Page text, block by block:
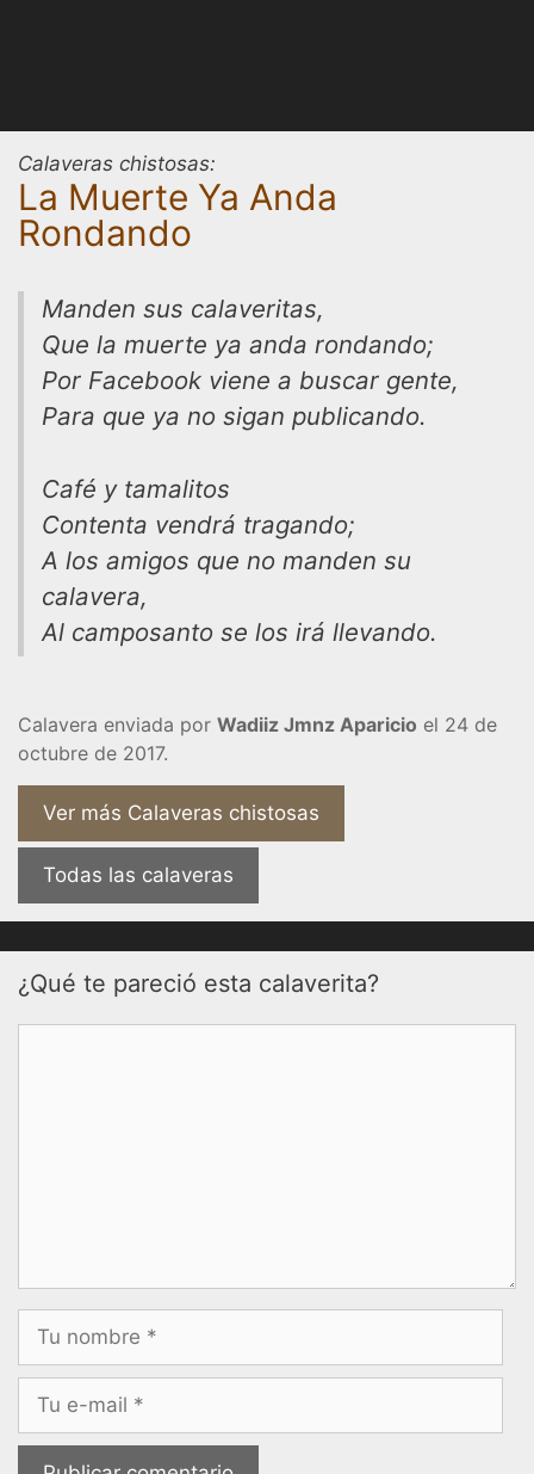
Calaveras chistosas:
La Muerte Ya Anda
Rondando
Manden sus calaveritas,
Que la muerte ya anda rondando;
Por Facebook viene a buscar gente,
Para que ya no sigan publicando.
Café y tamalitos
Contenta vendrá tragando;
A los amigos que no manden su
calavera,
Al camposanto se los irá llevando.
Calavera enviada por Wadiiz Jmnz Aparicio el 24 de
octubre de 2017.
Ver más Calaveras chistosas
Todas las calaveras
¿Qué te pareció esta calaverita?
Nombre
Correo